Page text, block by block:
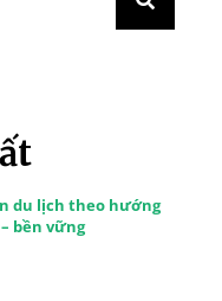
du lịch theo hướng
bền vững